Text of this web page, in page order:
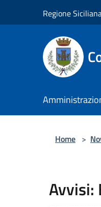
Regione
Home >
Avvisi: